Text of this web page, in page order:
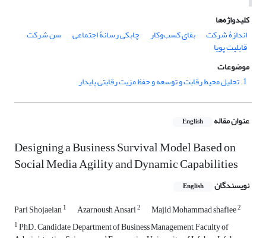
کلیدواژه‌ها
اندازۀ شرکت
بقای کسب‌وکار چابکی رسانۀ اجتماعی سن شرکت
قابلیت پویا
موضوعات
1. تحلیل محیط رقابت و توسعه و حفظ مزیت رقابتی پایدار
عنوان مقاله English
Designing a Business Survival Model Based on
Social Media Agility and Dynamic Capabilities
نویسندگان English
Pari Shojaeian1 Azarnoush Ansari2 Majid Mohammad shafiee2
1PhD. Candidate, Department of Business Management, Faculty of